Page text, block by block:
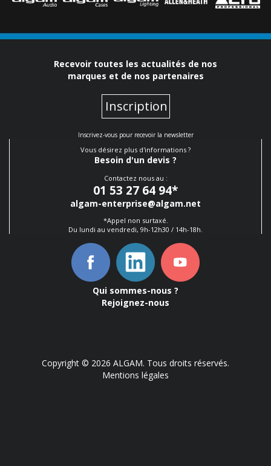
Recevoir toutes les actualités de nos
marques et de nos partenaires
Inscription
Inscrivez-vous pour recevoir la newsletter
Vous désirez plus d'informations ?
Besoin d'un devis ?
Contactez nous au :
01 53 27 64 94*
algam-enterprise@algam.net
*Appel non surtaxé.
Du lundi au vendredi, 9h-12h30 / 14h-18h.
Qui sommes-nous ?
Rejoignez-nous
Copyright © 2026 ALGAM. Tous droits réservés.
Mentions légales